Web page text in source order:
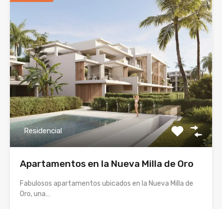
Residencial
Apartamentos en la Nueva Milla de Oro
Fabulosos apartamentos ubicados en la Nueva Milla de
Oro, una…